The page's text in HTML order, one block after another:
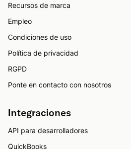
Recursos de marca
Empleo
Condiciones de uso
Política de privacidad
RGPD
Ponte en contacto con nosotros
Integraciones
API para desarrolladores
QuickBooks